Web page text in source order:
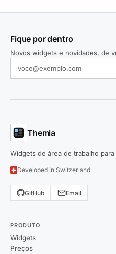
Fique por dentro
Novos widgets e novidades, de
Themia
Widgets de área de trabalho
Developed in Switzerland
GitHub Email
PRODUTO
Widgets
Preços